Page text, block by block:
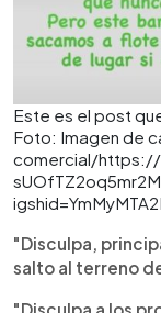
Este es el post
Foto: Imagen de
comercial/
"Disculpa,
salto al terreno